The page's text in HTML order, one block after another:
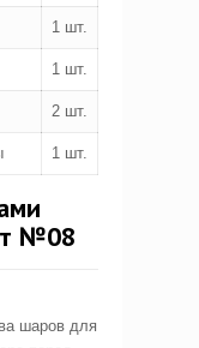
1 шт.
1 шт.
2 шт.
1 шт.
№08
шаров для